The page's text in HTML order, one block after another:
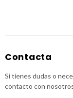
Contacta
Si tienes dudas o
contacto con